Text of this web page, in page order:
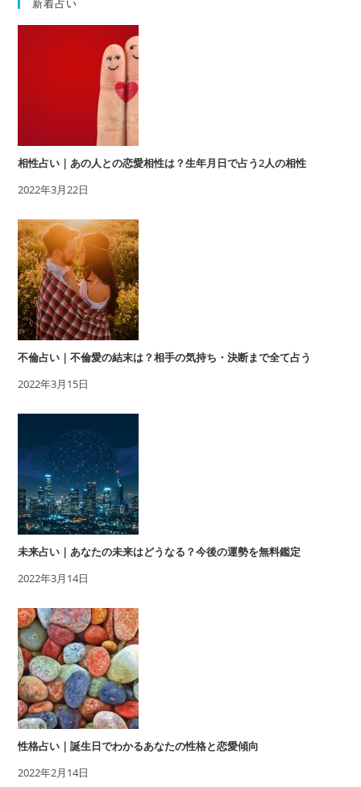
新着占い
相性占い｜あの人との恋愛相性は？生年月日で占う2人の相性
2022年3月22日
不倫占い｜不倫愛の結末は？相手の気持ち・決断まで全て占う
2022年3月15日
未来占い｜あなたの未来はどうなる？今後の運勢を無料鑑定
2022年3月14日
性格占い｜誕生日でわかるあなたの性格と恋愛傾向
2022年2月14日